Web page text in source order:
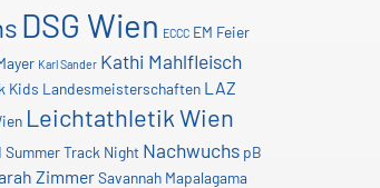
DSG Wien ECCC EM Feier
Karl Sander Kathi Mahlfleisch
Kids Landesmeisterschaften LAZ
Leichtathletik Wien
Summer Track Night Nachwuchs pB
ZimmerSavannah Mapalagama